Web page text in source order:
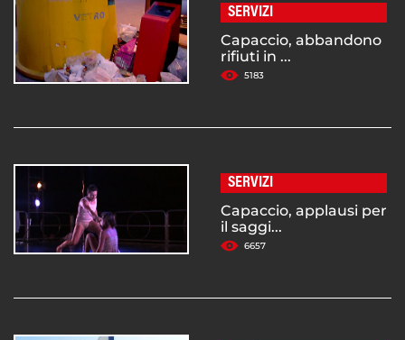
SERVIZI
Capaccio, abbandono
rifiuti in ...
5183
SERVIZI
Capaccio, applausi per
il saggi...
6657